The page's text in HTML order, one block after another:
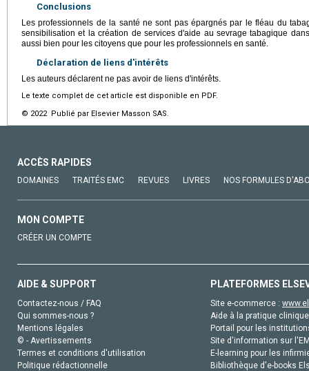
Conclusions
Les professionnels de la santé ne sont pas épargnés par le fléau du
sensibilisation et la création de services d'aide au sevrage tabagique
aussi bien pour les citoyens que pour les professionnels en santé.
Déclaration de liens d'intérêts
Les auteurs déclarent ne pas avoir de liens d'intérêts.
Le texte complet de cet article est disponible en PDF.
© 2022 Publié par Elsevier Masson SAS.
ACCÈS RAPIDES
DOMAINES TRAITÉS EMC REVUES LIVRES NOS FORMULES
MON COMPTE
CRÉER UN COMPTE
AIDE & SUPPORT
Contactez-nous / FAQ
Qui sommes-nous ?
Mentions légales
© - Avertissements
Termes et conditions d'utilisation
Politique rédactionnelle
PLATEFORMES
Site e-commerce :
Aide à la pratique
Portail pour les
Site d'information sur
E-learning pour les
Bibliothèque d'e-books